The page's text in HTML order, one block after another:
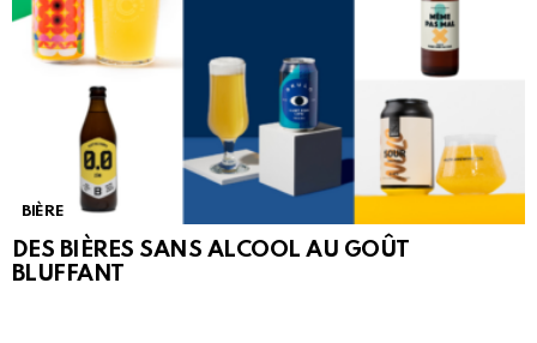
BIÈRE
DES BIÈRES SANS ALCOOL AU GOÛT
BLUFFANT